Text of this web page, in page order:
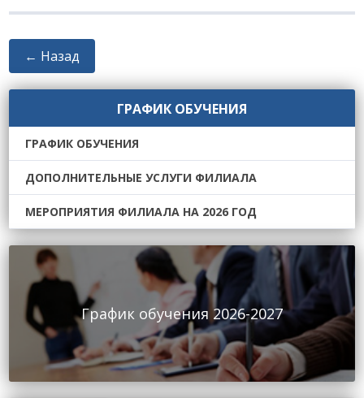
← Назад
ГРАФИК ОБУЧЕНИЯ
ГРАФИК ОБУЧЕНИЯ
ДОПОЛНИТЕЛЬНЫЕ УСЛУГИ ФИЛИАЛА
МЕРОПРИЯТИЯ ФИЛИАЛА НА 2026 ГОД
График обучения 2026-2027